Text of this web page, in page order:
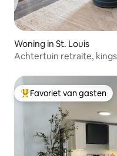
Woning in St. Louis
Achtertuin retraite,
Topfavoriet van gasten
Favoriet van gasten